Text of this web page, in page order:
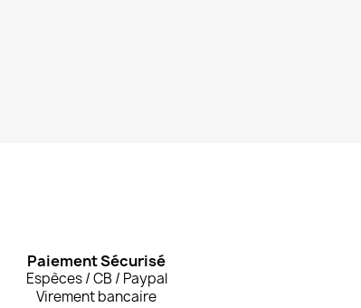
Paiement Sécurisé
Espèces / CB / Paypal
Virement bancaire